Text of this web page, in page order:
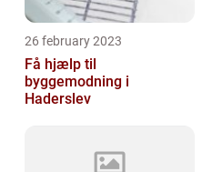
26 february 2023
Få hjælp til
byggemodning i
Haderslev